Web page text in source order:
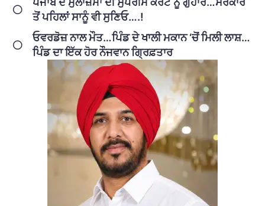
ਤੋਂ ਪਹਿਲਾਂ ਸਾਨੂੰ ਵੀ ਸੁਣਿਓ….!
ਓਵਰਡੋਜ਼ ਨਾਲ ਮੌਤ…ਪਿੰਡ ਦੇ ਖਾਲੀ ਮਕਾਨ ‘ਚੋਂ ਮਿਲੀ ਲਾਸ਼…
ਪਿੰਡ ਦਾ ਇੱਕ ਹੋਰ ਨੌਜਵਾਨ ਗ੍ਰਿਫ਼ਤਾਰ